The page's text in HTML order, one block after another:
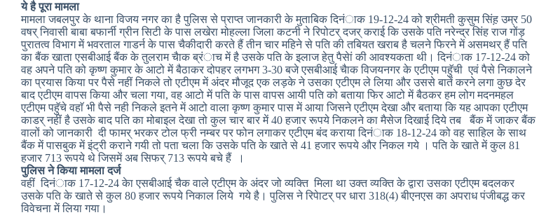
ये है पूरा मामला
मामला जबलपुर के थाना विजय नगर का है पुलिस से प्राप्त जानकारी के मुताबिक दिनंाक 19-12-24 को श्रीमती कुसुम सिंह़ उम्र 50
वषर् निवासी बाबा बफार्नी ग्रीन सिटी के पास लखेरा मोहल्ला जिला कटनी ने रिपोटर् दजर् कराई कि उसके पति नरेन्द्र सिंह राज गोंड़
पुरातत्व विभाग में भवरताल गाडर्न के पास चैकीदारी करते हैं तीन चार महिने से पति की तबियत खराब है चलने फिरने में असमथर् हैं पति
का बैंक खाता एसबीआई बैंक के तुलराम चैाक ब्रंाच में है उसके पति के इलाज हेतु पैसेां की आवश्यकता थी। दिनंाक 17-12-24 को
वह अपने पति को कृष्ण कुमार के आटो में बैठाकर दोपहर लगभग 3-30 बजे एसबीआई चैाक विजयनगर के एटीएम पहुॅची एवं पैसे निकालने
का प्रयास किया पर पैसे नहीं निकले तो एटीएम में अंदर मौजूद एक लड़के ने उसका एटीएम ले लिया और उससे बातें करने लगा कुछ देर
बाद एटीएम वापस किया और चला गया, वह आटो में पति के पास वापस आयी पति को बताया फिर आटो में बैठकर हम लोग मदनमहल
एटीएम पहॅुचे वहाॅ भी पैसे नही निकले इतने में आटो वाला कृष्ण कुमार पास में आया जिसने एटीएम देखा और बताया कि यह आपका एटीएम
काडर् नहीं है उसके बाद पति का मोबाइल देखा तो कुल चार बार में 40 हजार रूपये निकलने का मैसेज दिखाई दिये तब बैंक में जाकर बैंक
वालों को जानकारी दी फामर् भरकर टोल फ्री नम्बर पर फोन लगाकर एटीएम बंद कराया दिनंाक 18-12-24 को वह साहिल के साथ
बैंक में पासबुक में इंट्री कराने गयी तो पता चला कि उसके पति के खाते से 41 हजार रूपये और निकल गये । पति के खाते में कुल 81
हजार 713 रूपये थे जिसमें अब सिफर् 713 रूपये बचे हैं ।
पुलिस ने किया मामला दर्ज
वहीं दिनंाक 17-12-24 केा एसबीआई चैक वाले एटीएम के अंदर जो व्यक्ति मिला था उक्त व्यक्ति के द्वारा उसका एटीएम बदलकर
उसके पति के खाते से कुल 80 हजार रूपये निकाल लिये गये है। पुलिस ने रिपेाटर् पर धारा 318(4) बीएनएस का अपराध पंजीबद्ध कर
विवेचना में लिया गया।